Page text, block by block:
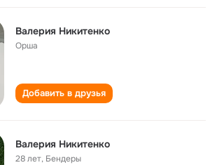
Валерия Никитенко
Орша
Добавить в друзья
Валерия Никитенко
28 лет, Бендеры